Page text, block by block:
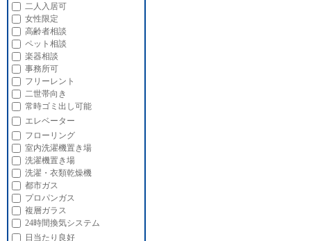
二人入居可
女性限定
高齢者相談
ペット相談
楽器相談
事務所可
フリーレント
二世帯向き
常時ゴミ出し可能
エレベーター
フローリング
室内洗濯機置き場
洗濯機置き場
洗濯・衣類乾燥機
都市ガス
プロパンガス
複層ガラス
24時間換気システム
日当たり良好